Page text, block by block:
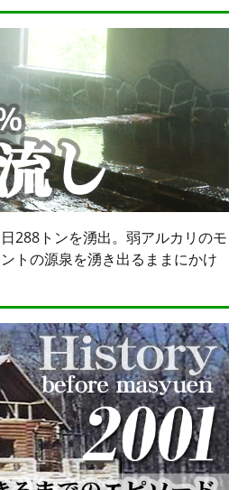
288トンを湧出。弱アルカリのモ
トの源泉を湧き出るままにかけ